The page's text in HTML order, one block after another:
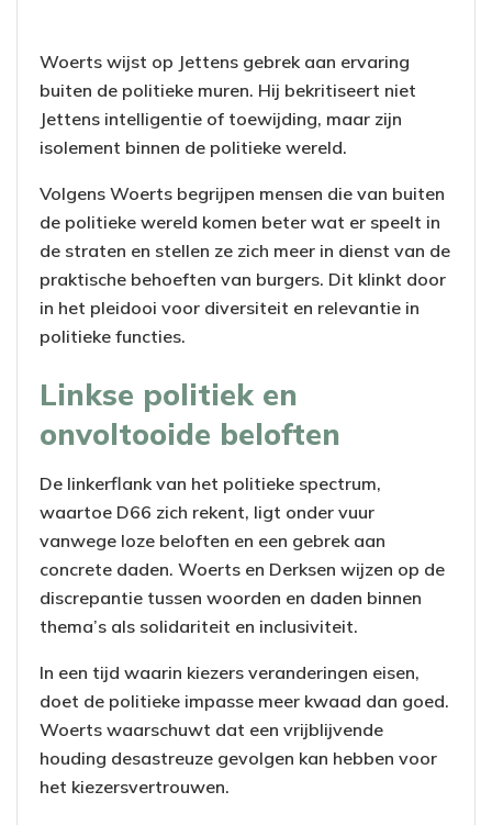
Woerts wijst op Jettens gebrek aan ervaring
buiten de politieke muren. Hij bekritiseert niet
Jettens intelligentie of toewijding, maar zijn
isolement binnen de politieke wereld.
Volgens Woerts begrijpen mensen die van buiten
de politieke wereld komen beter wat er speelt in
de straten en stellen ze zich meer in dienst van de
praktische behoeften van burgers. Dit klinkt door
in het pleidooi voor diversiteit en relevantie in
politieke functies.
Linkse politiek en
onvoltooide beloften
De linkerflank van het politieke spectrum,
waartoe D66 zich rekent, ligt onder vuur
vanwege loze beloften en een gebrek aan
concrete daden. Woerts en Derksen wijzen op de
discrepantie tussen woorden en daden binnen
thema’s als solidariteit en inclusiviteit.
In een tijd waarin kiezers veranderingen eisen,
doet de politieke impasse meer kwaad dan goed.
Woerts waarschuwt dat een vrijblijvende
houding desastreuze gevolgen kan hebben voor
het kiezersvertrouwen.